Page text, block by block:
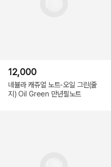
12,000
네뷸라 캐쥬얼 노트-오일 그린(줄
지) Oil Green 만년필노트